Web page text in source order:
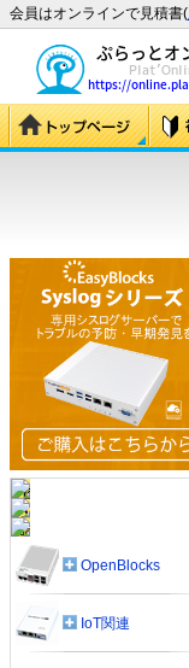
会員はオンラインで見積書(
OpenBlocks
IoT関連